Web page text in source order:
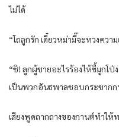
ไม่ได้
“โถลูกรัก เดี๋ยวหม่ามี๊จะทวงควา
“ชิ! ลูกผู้ชายอะไรร้องไห้ขี้มูกโ
เป็นพวกอันธพาลชอบกระชากก
เสียงพูดถากถางของกานต์ทำใ